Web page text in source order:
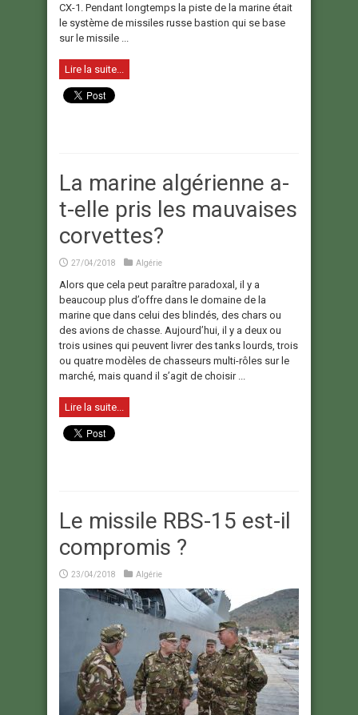
CX-1. Pendant longtemps la piste de la marine était
le système de missiles russe bastion qui se base
sur le missile ...
Lire la suite...
La marine algérienne a-
t-elle pris les mauvaises
corvettes?
27/04/2018 Algérie
Alors que cela peut paraître paradoxal, il y a
beaucoup plus d’offre dans le domaine de la
marine que dans celui des blindés, des chars ou
des avions de chasse. Aujourd’hui, il y a deux ou
trois usines qui peuvent livrer des tanks lourds, trois
ou quatre modèles de chasseurs multi-rôles sur le
marché, mais quand il s’agit de choisir ...
Lire la suite...
Le missile RBS-15 est-il
compromis ?
23/04/2018 Algérie